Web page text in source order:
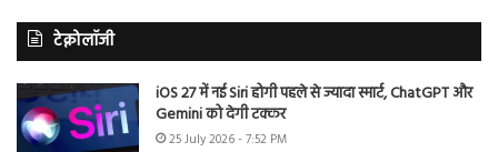
टेक्नोलॉजी
iOS 27 में नई Siri होगी पहले से ज्यादा स्मार्ट, ChatGPT और
Gemini को देगी टक्कर
25 July 2026 - 7:52 PM